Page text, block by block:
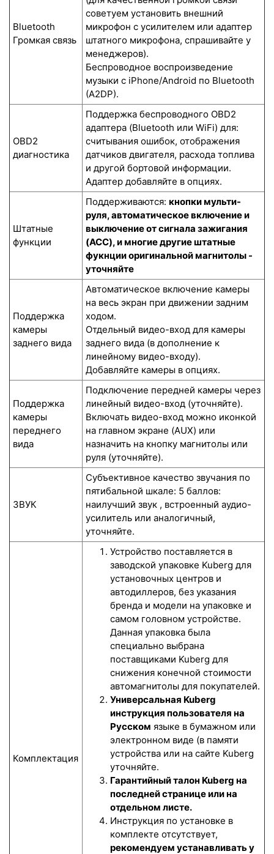
Bluetooth
Громкая связь
советуем установить внешний
микрофон с усилителем или адаптер
штатного микрофона, спрашивайте у
менеджеров).
Беспроводное воспроизведение
музыки с iPhone/Android по Bluetooth
(A2DP).
OBD2
диагностика
Поддержка беспроводного OBD2
адаптера (Bluetooth или WiFi) для:
считывания ошибок, отображения
датчиков двигателя, расхода топлива
и другой бортовой информации.
Адаптер добавляйте в опциях.
Штатные
функции
Поддерживаются: кнопки мульти-
руля, автоматическое включение и
выключение от сигнала зажигания
(ACC), и многие другие штатные
фукнции оригинальной магнитолы -
уточняйте
Поддержка
камеры
заднего вида
Автоматическое включение камеры
на весь экран при движении задним
ходом.
Отдельный видео-вход для камеры
заднего вида (в дополнение к
линейному видео-входу).
Добавляйте камеры в опциях.
Поддержка
камеры
переднего
вида
Подключение передней камеры через
линейный видео-вход (уточняйте).
Включать видео-вход можно иконкой
на главном экране (AUX) или
назначить на кнопку магнитолы или
руля (уточняйте).
ЗВУК
Субъективное качество звучания по
пятибальной шкале: 5 баллов:
наилучший звук , встроенный аудио-
усилитель или аналогичный,
уточняйте.
Комплектация
Устройство поставляется в
заводской упаковке Kuberg для
установочных центров и
автодиллеров, без указания
бренда и модели на упаковке и
самом головном устройстве.
Данная упаковка была
специально выбрана
поставщиками Kuberg для
снижения конечной стоимости
автомагнитолы для покупателей.
Универсальная Kuberg
инструкция пользователя на
Русском языке в бумажном или
электронном виде (в памяти
устройства или на сайте Kuberg
уточняйте.
Гарантийный талон Kuberg на
последней странице или на
отдельном листе.
Инструкция по установке в
комплекте отсутствует,
рекомендуем устанавливать у